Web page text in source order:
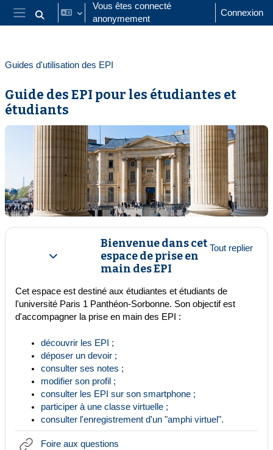
Passer au contenu principal
Panneau latéral
Activer/désactiver la saisie de recherche
Vous êtes connecté
anonymement
Connexion
Guides d'utilisation des EPI
Guide des EPI pour les étudiantes et
étudiants
Résumé de section
Replier
Bienvenue dans cet
espace de prise en
main des EPI
Tout replier
Cet espace est destiné aux étudiantes et étudiants de
l'université Paris 1 Panthéon-Sorbonne. Son objectif est
d'accompagner la prise en main des EPI :
découvrir les EPI ;
déposer un devoir ;
consulter ses notes ;
modifier son profil ;
consulter les EPI sur son smartphone ;
participer à une classe virtuelle ;
consulter l'enregistrement d'un "amphi virtuel".
Foire aux questions